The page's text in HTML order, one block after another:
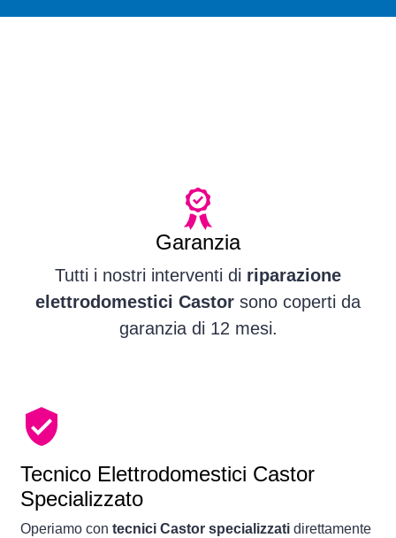
Garanzia
Tutti i nostri interventi di riparazione
elettrodomestici Castor sono coperti da
garanzia di 12 mesi.
Tecnico Elettrodomestici Castor
Specializzato
Operiamo con tecnici Castor specializzati direttamente